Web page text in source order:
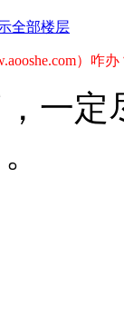
全部楼层
）咋办
一定